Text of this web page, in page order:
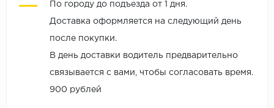
По городу до подъезда от 1 дня.
Доставка оформляется на следующий день
после покупки.
В день доставки водитель предварительно
связывается с вами, чтобы согласовать время.
900 рублей